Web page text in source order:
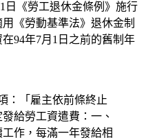
日《勞工退休金條例》施行
《勞動基準法》退休金制
94年7月1日之前的舊制年
：「雇主依前條終止
給勞工資遣費：一、
作，每滿一年發給相